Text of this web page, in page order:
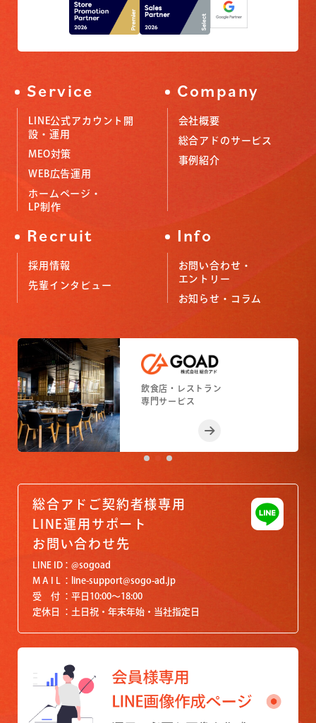
Service
LINE公式アカウント開
設・運用
MEO対策
WEB広告運用
ホームページ・
LP制作
Company
会社概要
総合アドのサービス
事例紹介
Recruit
採用情報
先輩インタビュー
Info
お問い合わせ・
エントリー
お知らせ・コラム
小売店舗
専門サービス
フィットネスジム
専門サービス
飲食店・レストラン
専門サービス
小売店舗
専門サービス
フィットネスジム
専門サービス
総合アドご契約者様専用
LINE運用サポート
お問い合わせ先
LINE ID
@sogoad
M A I L
line-support@sogo-ad.jp
受 付
平日10:00〜18:00
定休日
土日祝・年末年始・当社指定日